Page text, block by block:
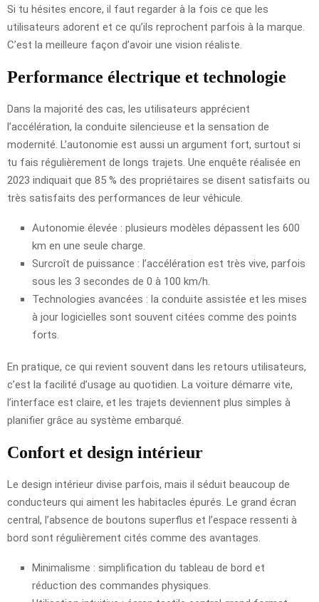
Si tu hésites encore, il faut regarder à la fois ce que les
utilisateurs adorent et ce qu’ils reprochent parfois à la marque.
C’est la meilleure façon d’avoir une vision réaliste.
Performance électrique et technologie
Dans la majorité des cas, les utilisateurs apprécient
l’accélération, la conduite silencieuse et la sensation de
modernité. L’autonomie est aussi un argument fort, surtout si
tu fais régulièrement de longs trajets. Une enquête réalisée en
2023 indiquait que 85 % des propriétaires se disent satisfaits ou
très satisfaits des performances de leur véhicule.
Autonomie élevée : plusieurs modèles dépassent les 600
km en une seule charge.
Surcroît de puissance : l’accélération est très vive, parfois
sous les 3 secondes de 0 à 100 km/h.
Technologies avancées : la conduite assistée et les mises
à jour logicielles sont souvent citées comme des points
forts.
En pratique, ce qui revient souvent dans les retours utilisateurs,
c’est la facilité d’usage au quotidien. La voiture démarre vite,
l’interface est claire, et les trajets deviennent plus simples à
planifier grâce au système embarqué.
Confort et design intérieur
Le design intérieur divise parfois, mais il séduit beaucoup de
conducteurs qui aiment les habitacles épurés. Le grand écran
central, l’absence de boutons superflus et l’espace ressenti à
bord sont régulièrement cités comme des avantages.
Minimalisme : simplification du tableau de bord et
réduction des commandes physiques.